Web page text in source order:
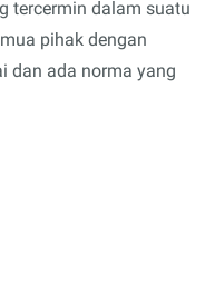
tercermin dalam suatu
pihak dengan
dan ada norma yang